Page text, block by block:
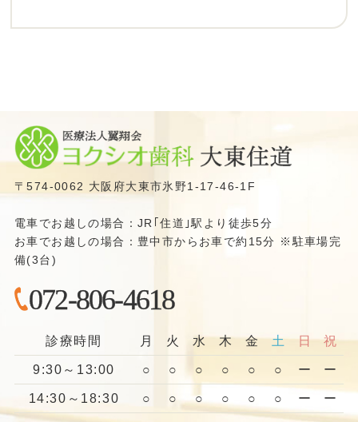
〒574-0062 大阪府大東市氷野1-17-46-1F
電車でお越しの場合：JR｢住道｣駅より徒歩5分
お車でお越しの場合：豊中市からお車で約15分 ※駐車場完
備(3台)
072-806-4618
診療時間 月 火 水 木 金 土 日 祝
9:30～13:00 ○ ○ ○ ○ ○ ○ ー ー
14:30～18:30 ○ ○ ○ ○ ○ ○ ー ー